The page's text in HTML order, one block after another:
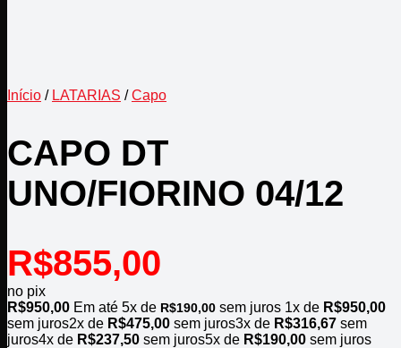
Início / LATARIAS / Capo
CAPO DT
UNO/FIORINO 04/12
R$855,00
no pix
R$950,00 Em até 5x de R$190,00 sem juros 1x de R$950,00
sem juros2x de R$475,00 sem juros3x de R$316,67 sem
juros4x de R$237,50 sem juros5x de R$190,00 sem juros